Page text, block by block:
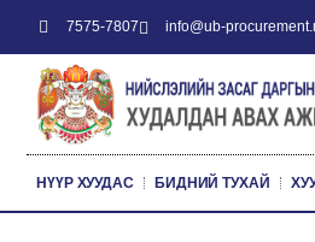
7575-7807 info@ub-
НҮҮР ХУУДАС БИДНИЙ ТУХАЙ